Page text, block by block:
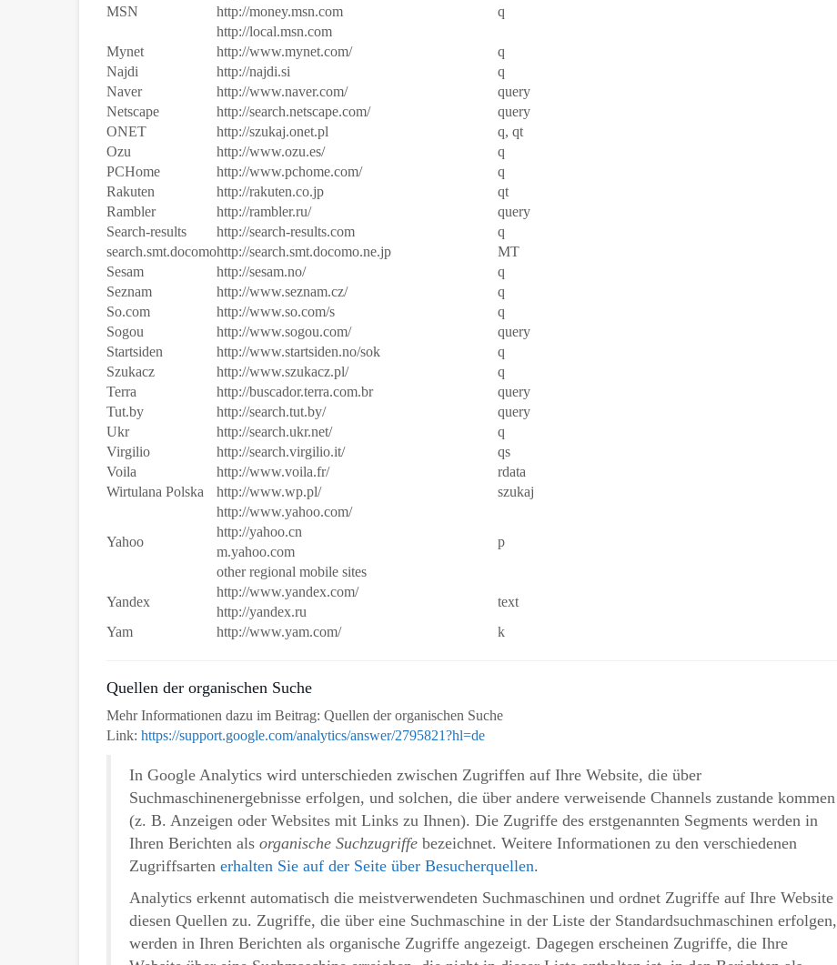
MSN
http://money.msn.com
http://local.msn.com
q
Mynet http://www.mynet.com/
q
Najdi
http://najdi.si
q
Naver
http://www.naver.com/
query
Netscape
http://search.netscape.com/
query
ONET
http://szukaj.onet.pl
q, qt
Ozu
http://www.ozu.es/
q
PCHome
http://www.pchome.com/
q
Rakuten
http://rakuten.co.jp
qt
Rambler
http://rambler.ru/
query
Search-results
http://search-results.com
q
search.smt.docomohttp://search.smt.docomo.ne.jp
MT
Sesam
http://sesam.no/
q
Seznam
http://www.seznam.cz/
q
So.com
http://www.so.com/s
q
Sogou
http://www.sogou.com/
query
Startsiden
http://www.startsiden.no/sok
q
Szukacz
http://www.szukacz.pl/
q
Terra
http://buscador.terra.com.br
query
Tut.by
http://search.tut.by/
query
Ukr
http://search.ukr.net/
q
Virgilio
http://search.virgilio.it/
qs
Voila
http://www.voila.fr/
rdata
Wirtulana Polska
http://www.wp.pl/ szukaj
Yahoo
http://www.yahoo.com/
http://yahoo.cn
m.yahoo.com
other regional mobile sites
p
Yandex
http://www.yandex.com/
http://yandex.ru
text
Yam
http://www.yam.com/ k
Quellen der organischen Suche
Mehr Informationen dazu im Beitrag: Quellen der organischen Suche
Link: https://support.google.com/analytics/answer/2795821?hl=de
In Google Analytics wird unterschieden zwischen Zugriffen auf Ihre Website, die über
Suchmaschinenergebnisse erfolgen, und solchen, die über andere verweisende Channels zustande kommen
(z. B. Anzeigen oder Websites mit Links zu Ihnen). Die Zugriffe des erstgenannten Segments werden in
Ihren Berichten als organische Suchzugriffe bezeichnet. Weitere Informationen zu den verschiedenen
Zugriffsarten erhalten Sie auf der Seite über Besucherquellen.
Analytics erkennt automatisch die meistverwendeten Suchmaschinen und ordnet Zugriffe auf Ihre Website
diesen Quellen zu. Zugriffe, die über eine Suchmaschine in der Liste der Standardsuchmaschinen erfolgen,
werden in Ihren Berichten als organische Zugriffe angezeigt. Dagegen erscheinen Zugriffe, die Ihre